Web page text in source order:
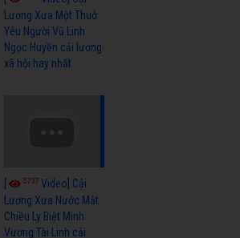
Lương Xưa Một Thuở
Yêu Người Vũ Linh
Ngọc Huyền cải lương
xã hội hay nhất
5737Video] Cải
Lương Xưa Nước Mắt
Chiều Ly Biệt Minh
Vương Tài Linh cải